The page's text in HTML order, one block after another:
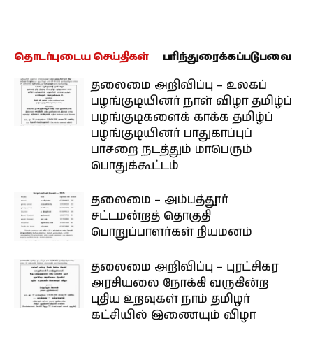
தொடர்புடைய செய்திகள் பரிந்துரைக்கப்படுபவை
தலைமை அறிவிப்பு – உலகப்
பழங்குடியினர் நாள் விழா தமிழ்ப்
பழங்குடிகளைக் காக்க தமிழ்ப்
பழங்குடியினர் பாதுகாப்புப்
பாசறை நடத்தும் மாபெரும்
பொதுக்கூட்டம்
தலைமை – அம்பத்தூர்
சட்டமன்றத் தொகுதி
பொறுப்பாளர்கள் நியமனம்
தலைமை அறிவிப்பு – புரட்சிகர
அரசியலை நோக்கி வருகின்ற
புதிய உறவுகள் நாம் தமிழர்
கட்சியில் இணையும் விழா